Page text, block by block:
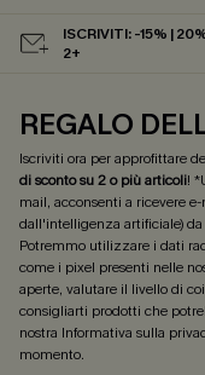
ISCRIVITI: -15% |
2+
REGALO
Iscriviti ora per approfittare
di sconto su 2 o più articoli!
mail, acconsenti a ricevere
dall'intelligenza artificiale)
Potremmo utilizzare i dati
come i pixel presenti nelle
aperte, valutare il livello di
consigliarti prodotti che
nostra Informativa sulla
momento.